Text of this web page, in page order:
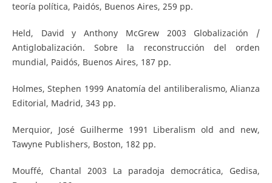
teoría política, Paidós, Buenos Aires, 259 pp.
Held, David y Anthony McGrew 2003 Globalización /
Antiglobalización. Sobre la reconstrucción del orden
mundial, Paidós, Buenos Aires, 187 pp.
Holmes, Stephen 1999 Anatomía del antiliberalismo, Alianza
Editorial, Madrid, 343 pp.
Merquior, José Guilherme 1991 Liberalism old and new,
Tawyne Publishers, Boston, 182 pp.
Mouffé, Chantal 2003 La paradoja democrática, Gedisa,